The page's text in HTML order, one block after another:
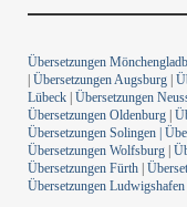
Übersetzungen
| Übersetzungen Augsburg |
Lübeck | Übersetzungen
Übersetzungen Oldenburg |
Übersetzungen Solingen |
Übersetzungen Wolfsburg |
Übersetzungen Fürth |
Übersetzungen Ludwigshafen